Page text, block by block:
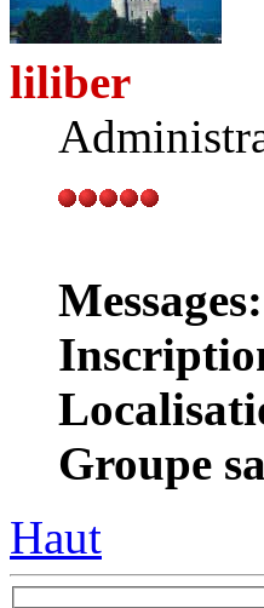
liliber
Messages:
Groupe
Haut